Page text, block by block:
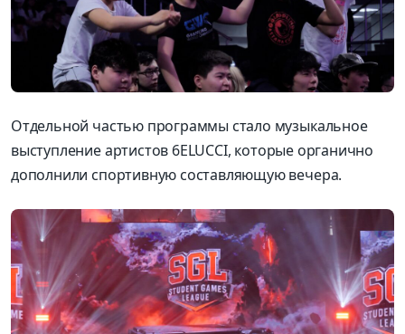
Отдельной частью программы стало музыкальное
выступлениеартистов 6ELUCCI, которые органично
дополнили спортивную составляющую вечера.